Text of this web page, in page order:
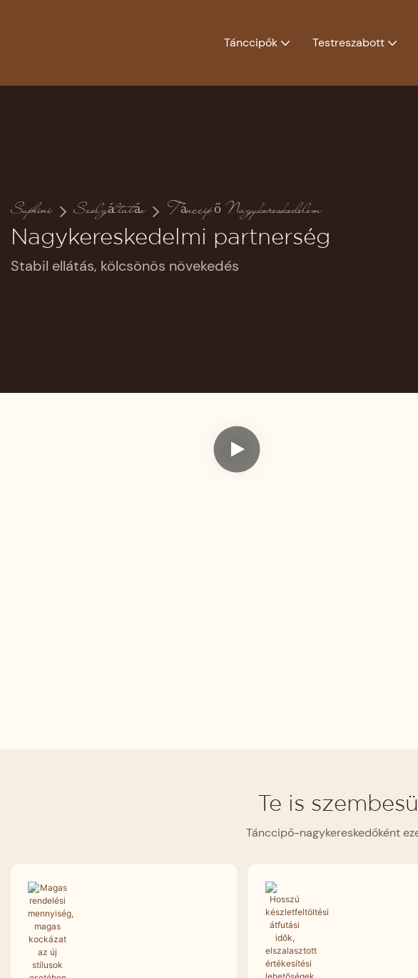
Tánccipők Testreszabott
Suphini Szolgáltatás Tánccipő Nagykereskedelem
Nagykereskedelmi partnerség
Stabil ellátás, kölcsönös növekedés
Te is
Tánccipő-nagykereskedőként